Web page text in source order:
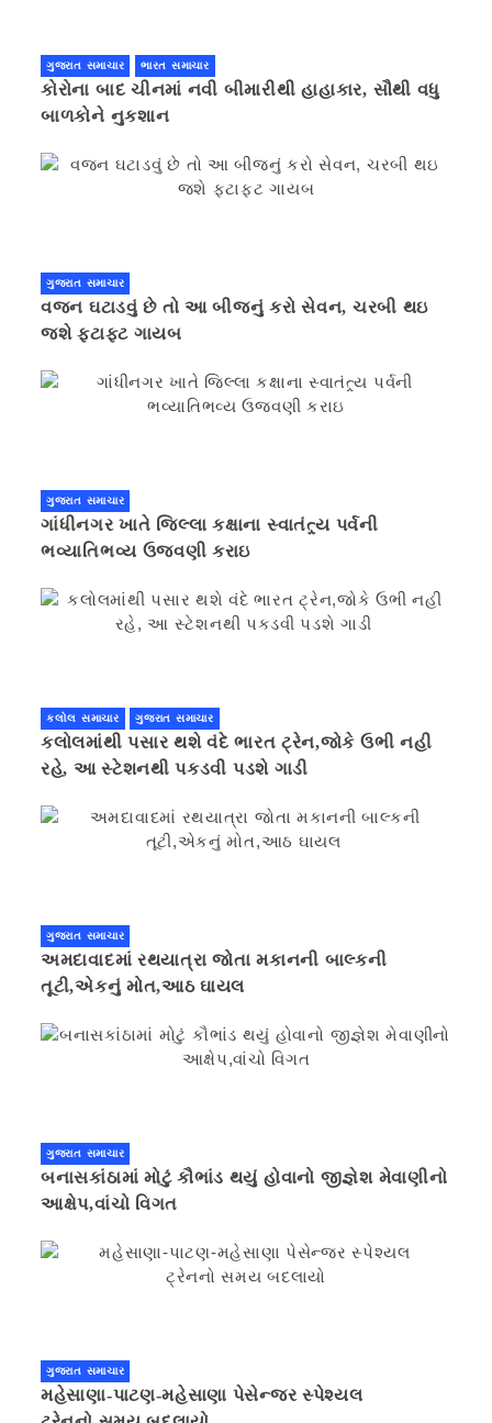
ગુજરાત સમાચાર ભારત સમાચાર
કોરોના બાદ ચીનમાં નવી બીમારીથી હાહાકાર, સૌથી વધુ
બાળકોને નુકશાન
ગુજરાત સમાચાર
વજન ઘટાડવું છે તો આ બીજનું કરો સેવન, ચરબી થઇ
જશે ફટાફટ ગાયબ
ગુજરાત સમાચાર
ગાંધીનગર ખાતે જિલ્લા કક્ષાના સ્વાતંત્ર્ય પર્વની
ભવ્યાતિભવ્ય ઉજવણી કરાઇ
કલોલ સમાચાર ગુજરાત સમાચાર
કલોલમાંથી પસાર થશે વંદે ભારત ટ્રેન,જોકે ઉભી નહી
રહે, આ સ્ટેશનથી પકડવી પડશે ગાડી
ગુજરાત સમાચાર
અમદાવાદમાં રથયાત્રા જોતા મકાનની બાલ્કની
તૂટી,એકનું મોત,આઠ ઘાયલ
ગુજરાત સમાચાર
બનાસકાંઠામાં મોટું કૌભાંડ થયું હોવાનો જીજ્ઞેશ મેવાણીનો
આક્ષેપ,વાંચો વિગત
ગુજરાત સમાચાર
મહેસાણા-પાટણ-મહેસાણા પેસેન્જર સ્પેશ્યલ